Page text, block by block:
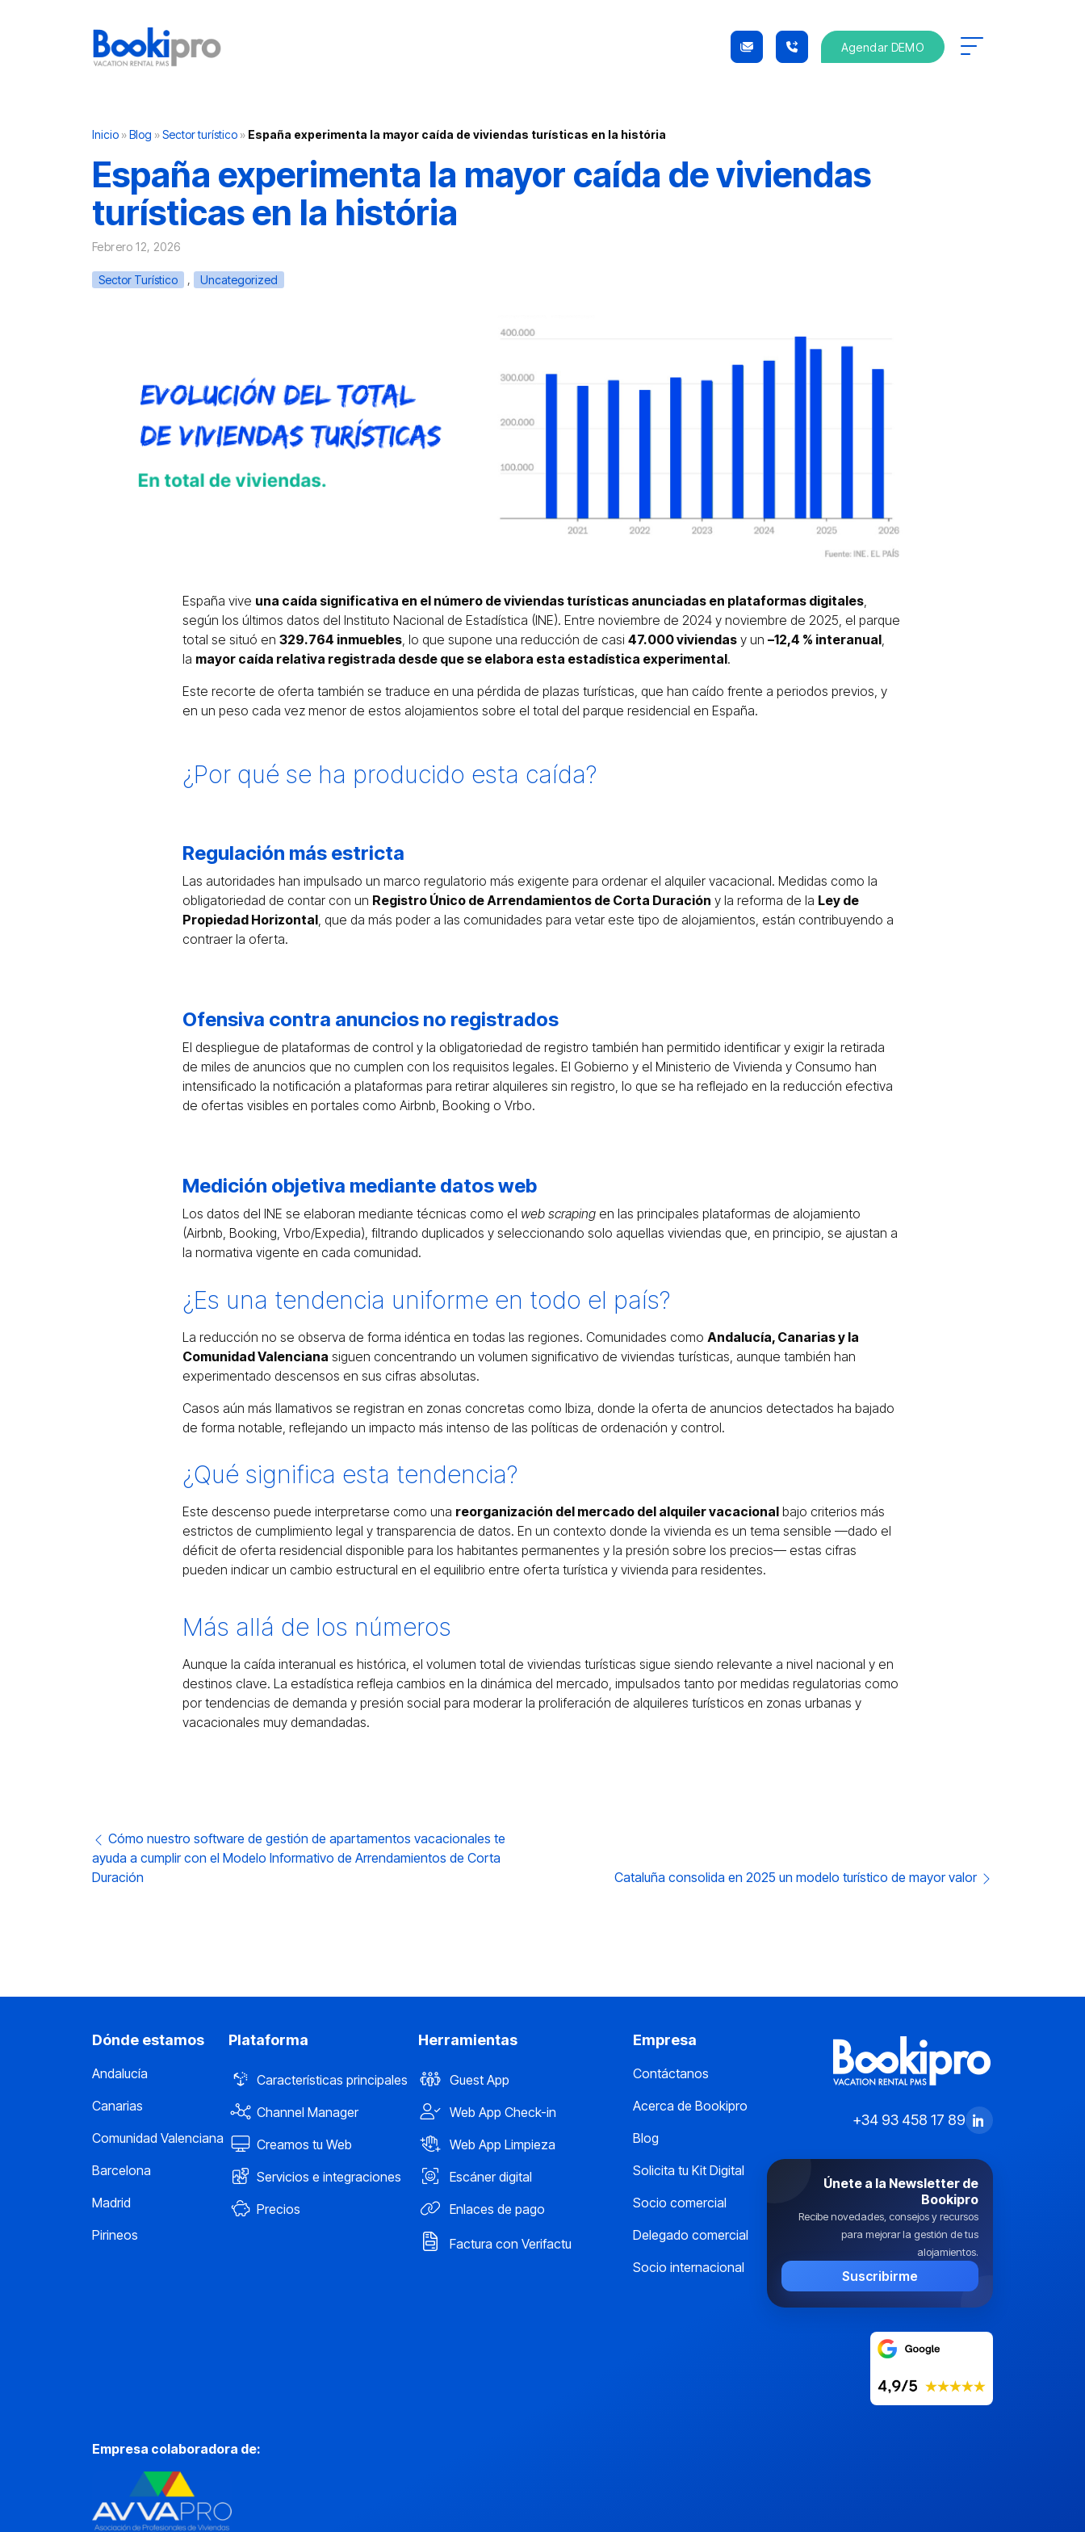
Agendar DEMO
Inicio »Blog »Sector turístico » España experimenta la mayor caída de viviendas turísticas en la história
España experimenta la mayor caída de viviendas
turísticas en la história
Febrero 12, 2026
Sector Turístico , Uncategorized
España vive una caída significativa en el número de viviendas turísticas anunciadas en plataformas digitales,
según los últimos datos del Instituto Nacional de Estadística (INE). Entre noviembre de 2024 y noviembre de 2025, el parque
total se situó en 329.764 inmuebles, lo que supone una reducción de casi 47.000 viviendasy un –12,4 % interanual,
la mayor caída relativa registrada desde que se elabora esta estadística experimental.
Este recorte de oferta también se traduce en una pérdida de plazas turísticas, que han caído frente a periodos previos, y
en un peso cada vez menor de estos alojamientos sobre el total del parque residencial en España.
¿Por qué se ha producido esta caída?
Regulación más estricta
Las autoridades han impulsado un marco regulatorio más exigente para ordenar el alquiler vacacional. Medidas como la
obligatoriedad de contar con un Registro Único de Arrendamientos de Corta Duración y la reforma de la Ley de
Propiedad Horizontal, que da más poder a las comunidades para vetar este tipo de alojamientos, están contribuyendo a
contraer la oferta.
Ofensiva contra anuncios no registrados
El despliegue de plataformas de control y la obligatoriedad de registro también han permitido identificar y exigir la retirada
de miles de anuncios que no cumplen con los requisitos legales. El Gobierno y el Ministerio de Vivienda y Consumo han
intensificado la notificación a plataformas para retirar alquileres sin registro, lo que se ha reflejado en la reducción efectiva
de ofertas visibles en portales como Airbnb, Booking o Vrbo.
Medición objetiva mediante datos web
Los datos del INE se elaboran mediante técnicas como el web scrapingen las principales plataformas de alojamiento
(Airbnb, Booking, Vrbo/Expedia), filtrando duplicados y seleccionando solo aquellas viviendas que, en principio, se ajustan a
la normativa vigente en cada comunidad.
¿Es una tendencia uniforme en todo el país?
La reducción no se observa de forma idéntica en todas las regiones. Comunidades como Andalucía, Canarias y la
Comunidad Valenciana siguen concentrando un volumen significativo de viviendas turísticas, aunque también han
experimentado descensos en sus cifras absolutas.
Casos aún más llamativos se registran en zonas concretas como Ibiza, donde la oferta de anuncios detectados ha bajado
de forma notable, reflejando un impacto más intenso de las políticas de ordenación y control.
¿Qué significa esta tendencia?
Este descenso puede interpretarse como una reorganización del mercado del alquiler vacacionalbajo criterios más
estrictos de cumplimiento legal y transparencia de datos. En un contexto donde la vivienda es un tema sensible —dado el
déficit de oferta residencial disponible para los habitantes permanentes y la presión sobre los precios— estas cifras
pueden indicar un cambio estructural en el equilibrio entre oferta turística y vivienda para residentes.
Más allá de los números
Aunque la caída interanual es histórica, el volumen total de viviendas turísticas sigue siendo relevante a nivel nacional y en
destinos clave. La estadística refleja cambios en la dinámica del mercado, impulsados tanto por medidas regulatorias como
por tendencias de demanda y presión social para moderar la proliferación de alquileres turísticos en zonas urbanas y
vacacionales muy demandadas.
Post navigation
Cómo nuestro software de gestión de apartamentos vacacionales te
ayuda a cumplir con el Modelo Informativo de Arrendamientos de Corta
Duración
Cataluña consolida en 2025 un modelo turístico de mayor valor
Dónde estamos
Andalucía
Canarias
Comunidad Valenciana
Barcelona
Madrid
Pirineos
Plataforma
Características principales
Channel Manager
Creamos tu Web
Servicios e integraciones
Precios
Herramientas
Guest App
Web App Check-in
Web App Limpieza
Escáner digital
Enlaces de pago
Factura con Verifactu
Empresa
Contáctanos
Acerca de Bookipro
Blog
Solicita tu Kit Digital
Socio comercial
Delegado comercial
Socio internacional
+34 93 458 17 89
Suscribirme
Únete a la Newsletter de
Bookipro
Recibe novedades, consejos y recursos
para mejorar la gestión de tus
alojamientos.
Empresa colaboradora de: